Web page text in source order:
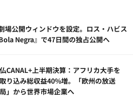
公開ウィンドウを設定。ロス・ハビス
Negra』で47日間の独占公開へ
仏CANAL+上半期決算：アフリカ大手を
取り込み総収益40%増。「欧州の放送
局」から世界市場企業へ